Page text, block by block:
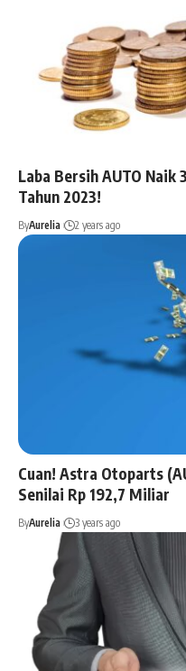
Laba Bersih AUTO Naik
Tahun 2023!
ByAurelia 2 years ago
Cuan! Astra Otoparts
Senilai Rp 192,7 Miliar
ByAurelia 3 years ago